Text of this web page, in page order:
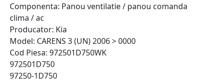
Componenta: Panou ventilatie / panou comanda
clima / ac
Producator: Kia
Model: CARENS 3 (UN) 2006 > 0000
Cod Piesa: 972501D750WK
972501D750
97250-1D750